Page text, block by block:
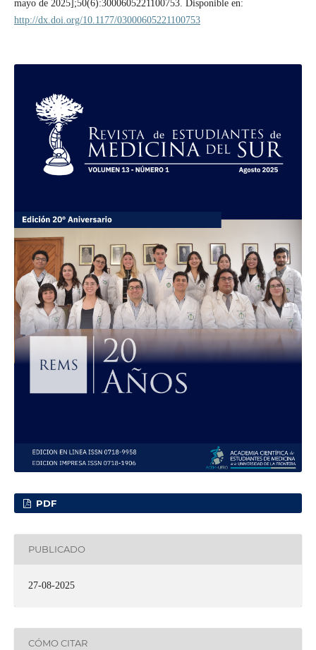
mayo de 2025];50(6):3000605221100753. Disponible en:
http://dx.doi.org/10.1177/03000605221100753
PDF
PUBLICADO
27-08-2025
CÓMO CITAR